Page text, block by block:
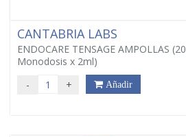
CANTABRIA LABS
ENDOCARE TENSAGE AMPOLLAS (20
Monodosis x 2ml)
- + Añadir